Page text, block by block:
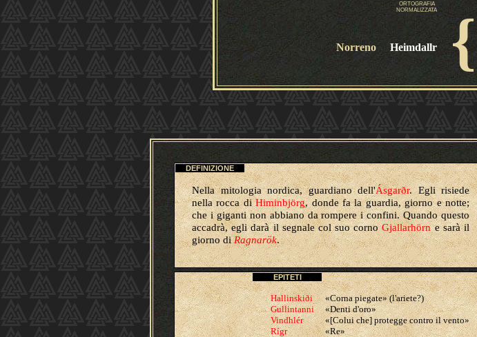
ORTOGRAFIA
NORMALIZZATA
{
Norreno Heimdallr
DEFINIZIONE
Nella mitologia nordica, guardiano dell'Ásgarðr. Egli risiede
nella rocca diHiminbjörg, donde fa la guardia, giorno e notte;
che i giganti non abbiano da rompere i confini. Quando questo
accadrà, egli darà il segnale col suo cornoGjallarhörne sarà il
giorno diRagnarök.
EPITETI
Hallinskiði
Gullintanni
Vindhlér
Rígr
«Corna piegate» (l'ariete?)
«Denti d'oro»
«[Colui che] protegge contro il vento»
«Re»